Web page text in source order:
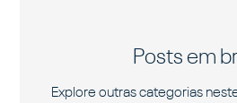
Posts em
Explore outras categorias